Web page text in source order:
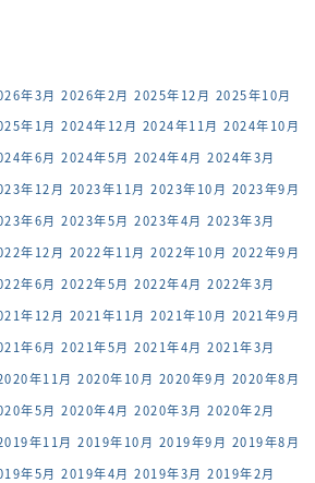
年3月 2026年2月 2025年12月 2025年10月
年1月 2024年12月 2024年11月 2024年10月
年6月 2024年5月 2024年4月 2024年3月
年12月 2023年11月 2023年10月 2023年9月
年6月 2023年5月 2023年4月 2023年3月
年12月 2022年11月 2022年10月 2022年9月
年6月 2022年5月 2022年4月 2022年3月
年12月 2021年11月 2021年10月 2021年9月
年6月 2021年5月 2021年4月 2021年3月
年11月 2020年10月 2020年9月 2020年8月
年5月 2020年4月 2020年3月 2020年2月
年11月 2019年10月 2019年9月 2019年8月
年5月 2019年4月 2019年3月 2019年2月